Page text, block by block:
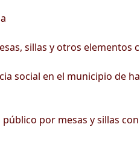
sillas y otros elementos
social en el municipio de
por mesas y sillas